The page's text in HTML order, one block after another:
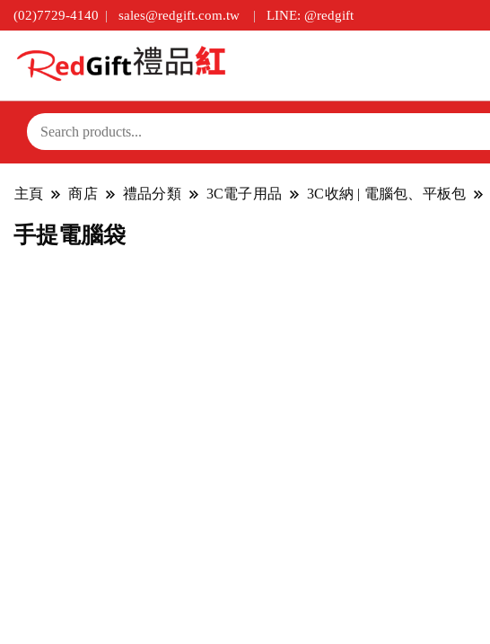
(02)7729-4140 sales@redgift.com.tw LINE: @redgift
主頁 商店 禮品分類 3C電子用品 3C收納 | 電腦包、平板包
手提電腦袋